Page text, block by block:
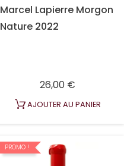
Marcel Lapierre Morgon
Nature 2022
26,00 €
AJOUTER AU PANIER
PROMO !